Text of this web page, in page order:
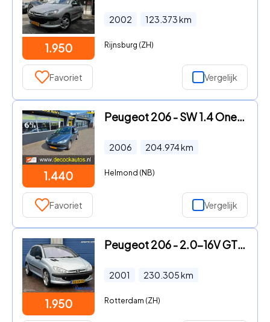
1.950
2002 123.373km
Rijnsburg (ZH)
Favoriet Vergelijk
1.440
Peugeot 206 - SW 1.4 One-line/TREKHAAK
2006 204.974km
Helmond (NB)
Favoriet Vergelijk
1.950
Peugeot 206 - 2.0-16V GTI * Airco * Schuifdak * Elekt. Ramen
2001 230.305km
Rotterdam (ZH)